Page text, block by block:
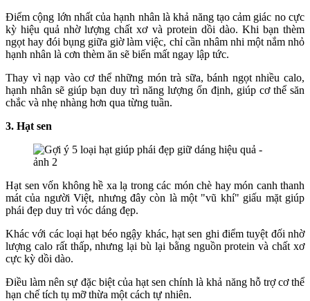
Điểm cộng lớn nhất của hạnh nhân là khả năng tạo cảm giác no cực
kỳ hiệu quả nhờ lượng chất xơ và protein dồi dào. Khi bạn thèm
ngọt hay đói bụng giữa giờ làm việc, chỉ cần nhâm nhi một nắm nhỏ
hạnh nhân là cơn thèm ăn sẽ biến mất ngay lập tức.
Thay vì nạp vào cơ thể những món trà sữa, bánh ngọt nhiều calo,
hạnh nhân sẽ giúp bạn duy trì năng lượng ổn định, giúp cơ thể săn
chắc và nhẹ nhàng hơn qua từng tuần.
3. Hạt sen
Hạt sen vốn không hề xa lạ trong các món chè hay món canh thanh
mát của người Việt, nhưng đây còn là một "vũ khí" giấu mặt giúp
phái đẹp duy trì vóc dáng đẹp.
Khác với các loại hạt béo ngậy khác, hạt sen ghi điểm tuyệt đối nhờ
lượng calo rất thấp, nhưng lại bù lại bằng nguồn protein và chất xơ
cực kỳ dồi dào.
Điều làm nên sự đặc biệt của hạt sen chính là khả năng hỗ trợ cơ thể
hạn chế tích tụ mỡ thừa một cách tự nhiên.